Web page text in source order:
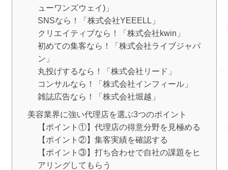
ューワンズウェイ)」
SNSなら！「株式会社YEEELL」
クリエイティブなら！「株式会社kwin」
初めての集客なら！「株式会社ライブジャパ
ン」
丸投げするなら！「株式会社リード」
コンサルなら！「株式会社インフィール」
雑誌広告なら！「株式会社堀越」
美容業界に強い代理店を選ぶ3つのポイント
【ポイント①】代理店の得意分野を見極める
【ポイント②】集客実績を確認する
【ポイント③】打ち合わせで自社の課題をヒ
アリングしてもらう